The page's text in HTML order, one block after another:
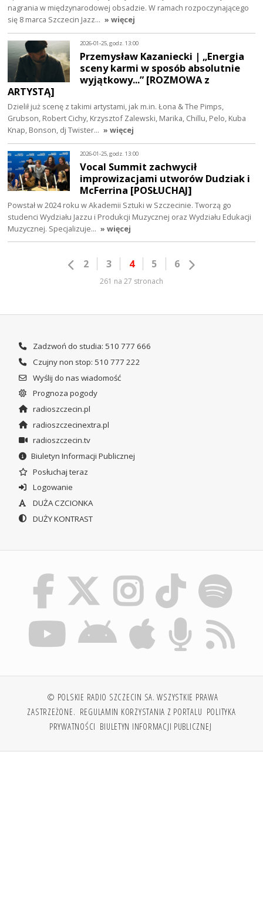
nagrania w międzynarodowej obsadzie. W ramach rozpoczynającego
się 8 marca Szczecin Jazz… » więcej
2026-01-25, godz. 13:00
Przemysław Kazaniecki | „Energia
sceny karmi w sposób absolutnie
wyjątkowy...” [ROZMOWA z
ARTYSTĄ]
Dzielił już scenę z takimi artystami, jak m.in. Łona & The Pimps,
Grubson, Robert Cichy, Krzysztof Zalewski, Marika, Chillu, Pelo, Kuba
Knap, Bonson, dj Twister… » więcej
2026-01-25, godz. 13:00
Vocal Summit zachwycił
improwizacjami utworów Dudziak i
McFerrina [POSŁUCHAJ]
Powstał w 2024 roku w Akademii Sztuki w Szczecinie. Tworzą go
studenci Wydziału Jazzu i Produkcji Muzycznej oraz Wydziału Edukacji
Muzycznej. Specjalizuje… » więcej
2 3 4 5 6
261 na 27 stronach
Zadzwoń do studia: 510 777 666
Czujny non stop: 510 777 222
Wyślij do nas wiadomość
Prognoza pogody
radioszczecin.pl
radioszczecinextra.pl
radioszczecin.tv
Biuletyn Informacji Publicznej
Posłuchaj teraz
Logowanie
DUŻA CZCIONKA
DUŻY KONTRAST
© POLSKIE RADIO SZCZECIN SA. WSZYSTKIE PRAWA
ZASTRZEŻONE. REGULAMIN KORZYSTANIA Z PORTALU POLITYKA
PRYWATNOŚCI BIULETYN INFORMACJI PUBLICZNEJ